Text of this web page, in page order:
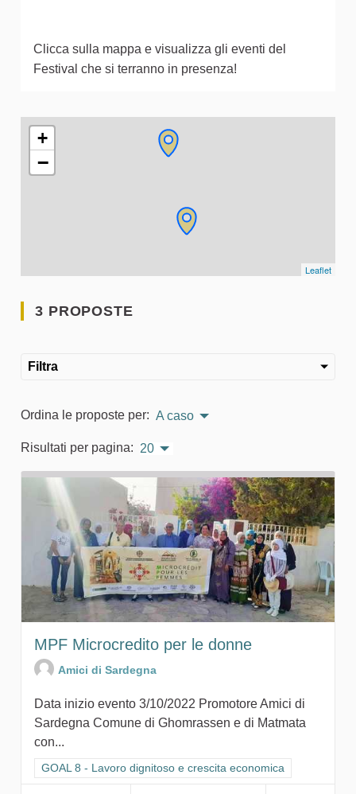
Clicca sulla mappa e visualizza gli eventi del
Festival che si terranno in presenza!
L'elemento seguente è una mappa che presenta gli
+
−
Leaflet
3 PROPOSTE
Filtra
Ordina le proposte per: A caso
Risultati per pagina: 20
MPF Microcredito per le donne
Amici di Sardegna
Data inizio evento 3/10/2022 Promotore Amici di
Sardegna Comune di Ghomrassen e di Matmata
con...
Filtra i risultati per categoria: GOAL 8 - Lavoro dignitoso e
GOAL 8 - Lavoro dignitoso e crescita economica